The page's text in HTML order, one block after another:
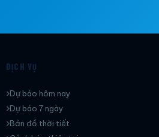
DỊCH VỤ
Dự báo hôm nay
Dự báo 7 ngày
Bản đồ thời tiết